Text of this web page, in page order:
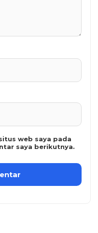
web saya pada
saya berikutnya.